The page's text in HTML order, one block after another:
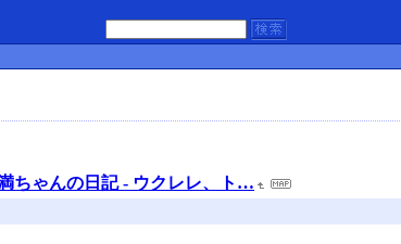
ちゃんの日記 - ウクレレ、ト…